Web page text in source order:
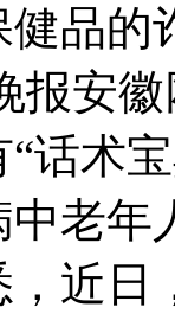
品的
报安
话术
中老
近日